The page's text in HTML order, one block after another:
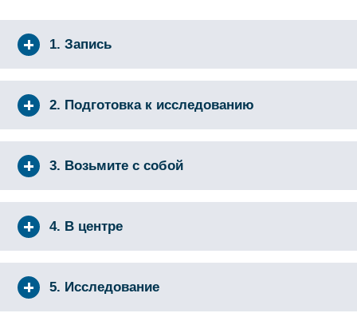
1. Запись
2. Подготовка к исследованию
3. Возьмите с собой
4. В центре
5. Исследование